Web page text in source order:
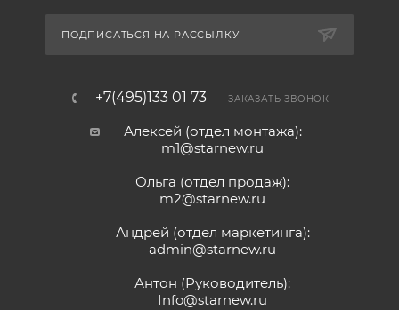
ПОДПИСАТЬСЯ НА РАССЫЛКУ
+7(495)133 01 73 ЗАКАЗАТЬ ЗВОНОК
Алексей (отдел монтажа):
m1@starnew.ru
Ольга (отдел продаж):
m2@starnew.ru
Андрей (отдел маркетинга):
admin@starnew.ru
Антон (Руководитель):
Info@starnew.ru